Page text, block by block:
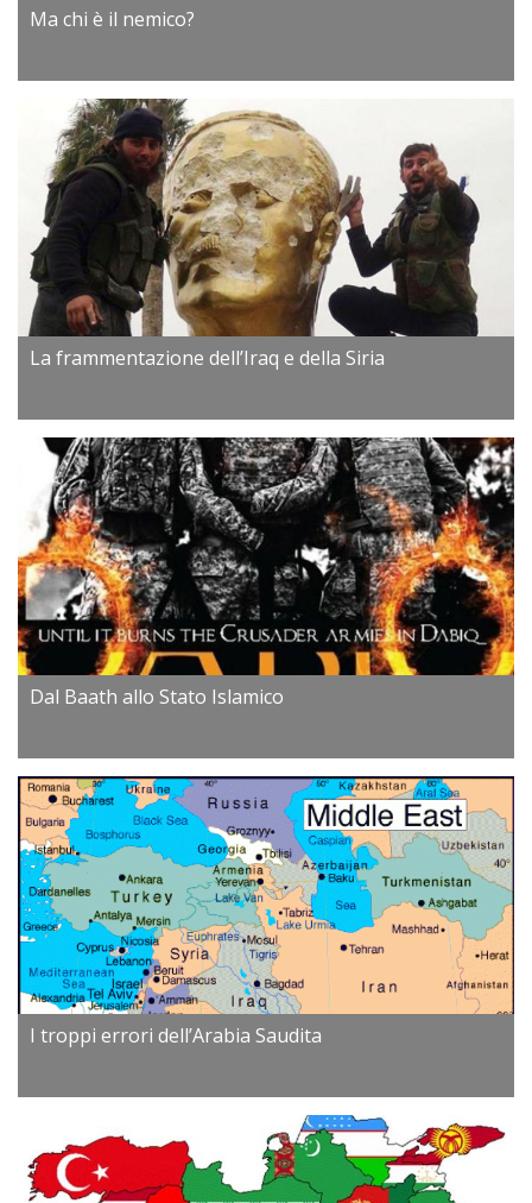
Ma chi è il nemico?
La frammentazione dell’Iraq e della Siria
Dal Baath allo Stato Islamico
I troppi errori dell’Arabia Saudita